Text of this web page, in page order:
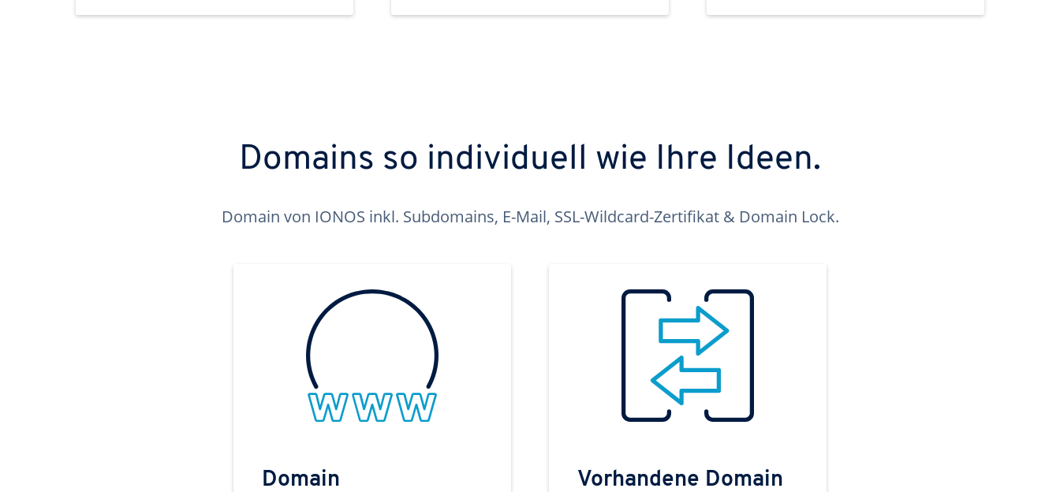
Domains so individuell wie Ihre Ideen.
Domain von IONOS inkl. Subdomains, E-Mail, SSL-Wildcard-Zertifikat & Domain Lock.
Domain
Vorhandene Domain